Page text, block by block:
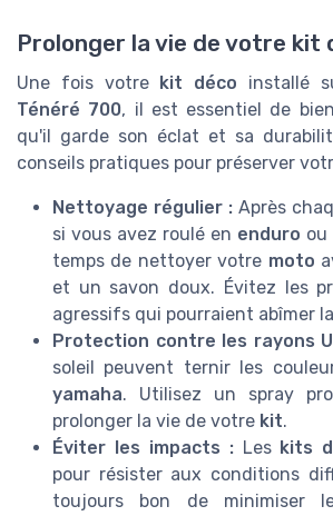
Prolonger la vie de votre kit
Une fois votre kit déco installé
Ténéré 700, il est essentiel de
qu'il garde son éclat et sa
conseils pratiques pour préserver
Nettoyage régulier : Après
si vous avez roulé en enduro ou
temps de nettoyer votre moto
et un savon doux. Évitez les
agressifs qui pourraient abîmer la
Protection contre les rayons
soleil peuvent ternir les
yamaha. Utilisez un spray
prolonger la vie de votre kit.
Éviter les impacts :Les kits
pour résister aux conditions
toujours bon de minimiser